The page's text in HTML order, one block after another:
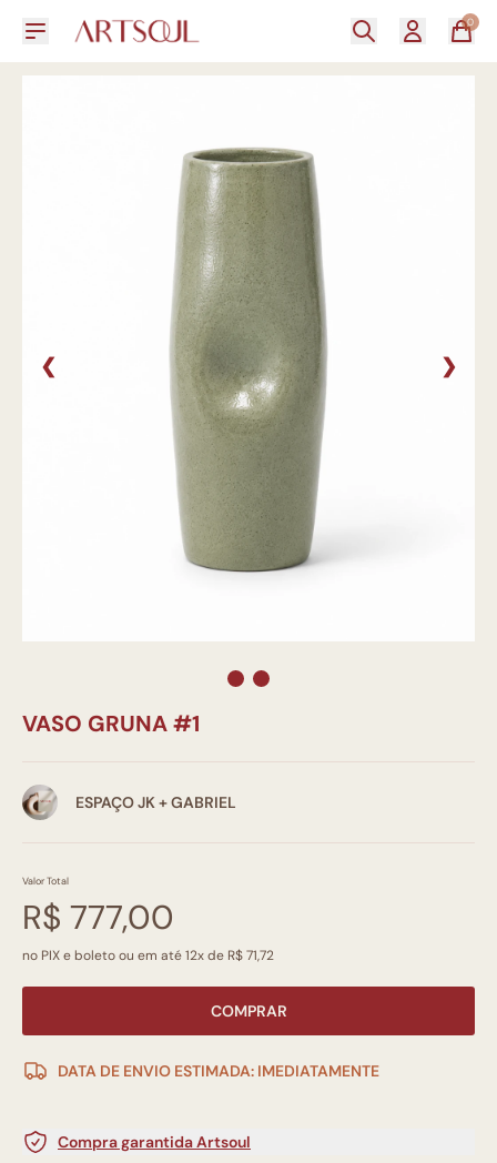
0
❮ ❯
VASO GRUNA #1
ESPAÇO JK + GABRIEL
Valor Total
R$ 777,00
no PIX e boleto ou em até 12x de R$ 71,72
COMPRAR
DATA DE ENVIO ESTIMADA: IMEDIATAMENTE
Compra garantida Artsoul